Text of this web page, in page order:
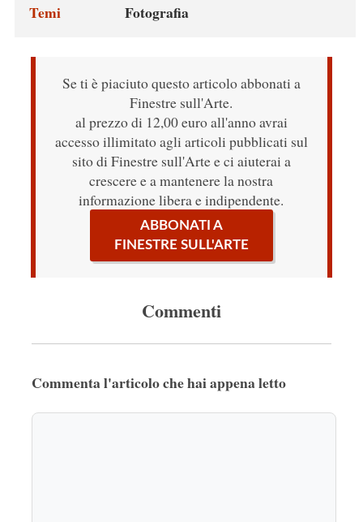
Temi
Fotografia
Se ti è piaciuto questo articolo abbonati a
Finestre sull'Arte.
al prezzo di 12,00 euro all'anno avrai
accesso illimitato agli articoli pubblicati sul
sito di Finestre sull'Arte e ci aiuterai a
crescere e a mantenere la nostra
informazione libera e indipendente.
ABBONATI A
FINESTRE SULL'ARTE
Commenti
Commenta l'articolo che hai appena letto